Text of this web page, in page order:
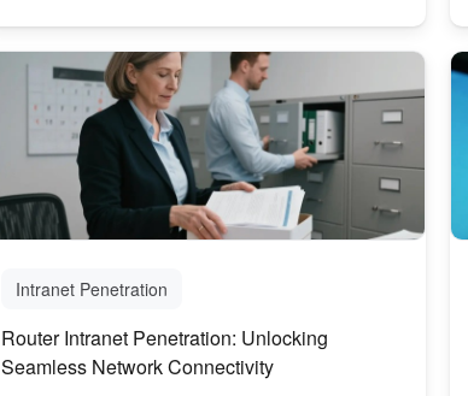
Intranet Penetration
Router Intranet Penetration: Unlocking
Seamless Network Connectivity